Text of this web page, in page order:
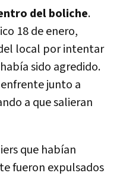
del boliche.
18 de enero,
local por intentar
sido agredido.
junto a
a que salieran
que habían
fueron expulsados